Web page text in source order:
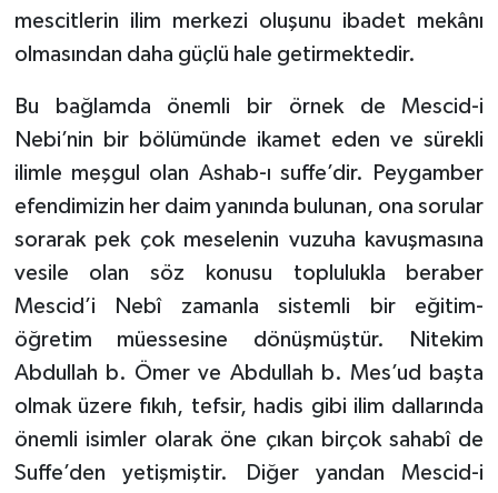
mescitlerin ilim merkezi oluşunu ibadet mekânı
olmasından daha güçlü hale getirmektedir.
Bu bağlamda önemli bir örnek de Mescid-i
Nebi’nin bir bölümünde ikamet eden ve sürekli
ilimle meşgul olan Ashab-ı suffe’dir. Peygamber
efendimizin her daim yanında bulunan, ona sorular
sorarak pek çok meselenin vuzuha kavuşmasına
vesile olan söz konusu toplulukla beraber
Mescid’i Nebî zamanla sistemli bir eğitim-
öğretim müessesine dönüşmüştür. Nitekim
Abdullah b. Ömer ve Abdullah b. Mes’ud başta
olmak üzere fıkıh, tefsir, hadis gibi ilim dallarında
önemli isimler olarak öne çıkan birçok sahabî de
Suffe’den yetişmiştir. Diğer yandan Mescid-i
Hakkari Müftülüğü
Iğdır Müftülüğü
Isparta Müftülüğü
İzmir Müftülüğü
Kahramanmaraş Müftülüğü
Karabük Müftülüğü
Karaman Müftülüğü